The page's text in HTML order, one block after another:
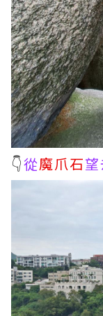
👇從魔爪石